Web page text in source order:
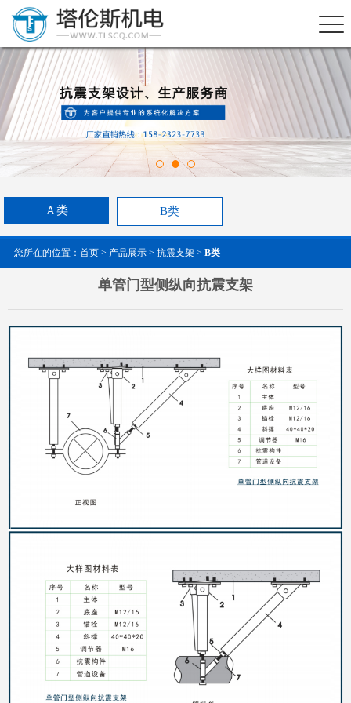
Ａ类 B类
您所在的位置： 首页 > 产品展示 > 抗震支架 > B类
单管门型侧纵向抗震支架